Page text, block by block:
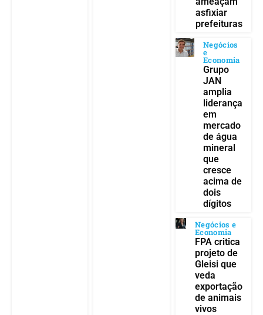
asfixiar
prefeituras
Negócios
e
Economia
Grupo
JAN
amplia
liderança
em
mercado
de água
mineral
que
cresce
acima de
dois
dígitos
Negócios e
Economia
FPA critica
projeto de
Gleisi que
veda
exportação
de animais
vivos